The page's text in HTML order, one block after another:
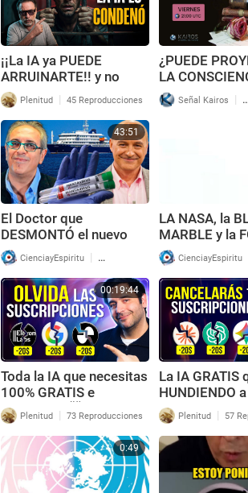
¡¡La IA ya PUEDE
ARRUINARTE!! y no
podrás evitarlo
Plenitud | 45 Reproducciones
¿PUEDE
LA
Señal Kairos |
43:51
El Doctor que
DESMONTÓ el nuevo
MIEDO al
HANTAVIRUS…
CienciayEspiritu | 79 Reproducciones
LA NASA, la
MARBLE y la
NADIE puede
CienciayEspiritu
00:19:44
Toda la IA que necesitas
100% GRATIS e
ILIMITADA 🤯
Plenitud | 73 Reproducciones
La IA GRATIS
HUNDIENDO
ValleyPlenitud | 57
0:49